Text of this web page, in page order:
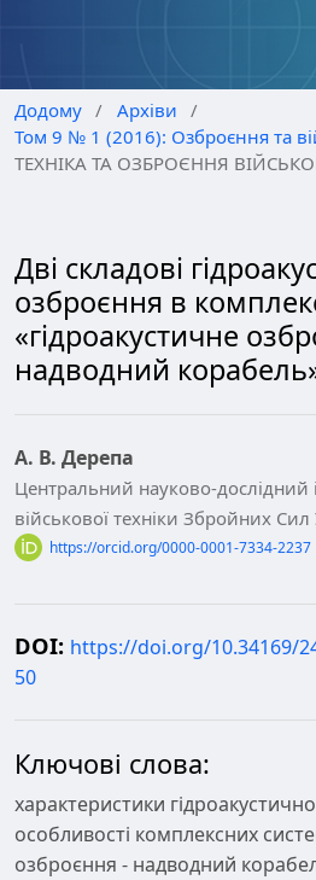
Додому / Архіви
/
Том 9 № 1 (2016): Озброєння та
ТЕХНІКА ТА ОЗБРОЄННЯ
Дві складові
озброєння в
«гідроакустичне
надводний
А. В. Дерепа
Центральний науково-дослідний
військової техніки Збройних Сил
https://orcid.org/0000-0001-7334-2237
DOI: https://doi.org/10.34169/
50
Ключові слова:
характеристики
особливості комплексних
озброєння - надводний